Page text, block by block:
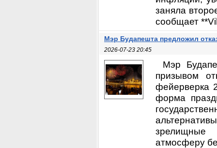
заняла
сообщает
Мэр Будапешта предложил
2026-07-23 20:45
Мэр
призывом
фейерверка
форма
зрелищные
атмосферу